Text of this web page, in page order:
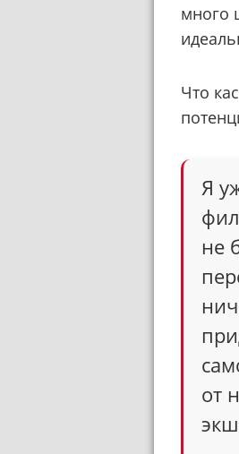
много
Что
Я
не
от